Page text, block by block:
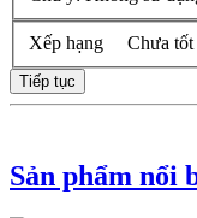
Xếp hạng Chưa tốt
Tiếp tục
Sản phẩm nổi